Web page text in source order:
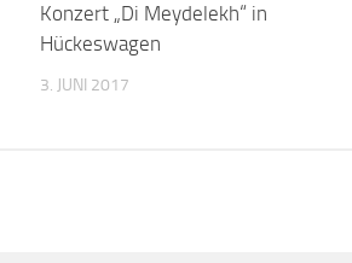
Konzert „Di Meydelekh“ in
Hückeswagen
3. JUNI 2017